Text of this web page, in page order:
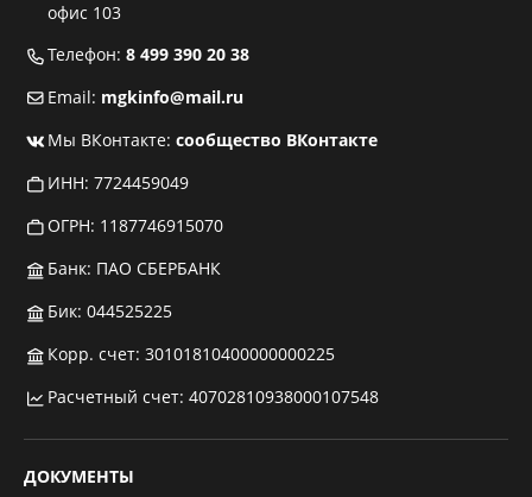
офис 103
Телефон: 8 499 390 20 38
Email: mgkinfo@mail.ru
Мы ВКонтакте: сообщество ВКонтакте
ИНН: 7724459049
ОГРН: 1187746915070
Банк: ПАО СБЕРБАНК
Бик: 044525225
Корр. счет: 30101810400000000225
Расчетный счет: 40702810938000107548
ДОКУМЕНТЫ